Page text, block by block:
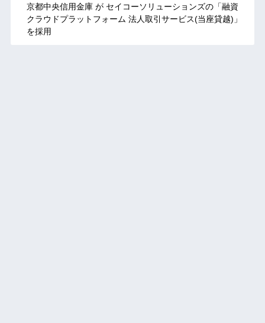
京都中央信用金庫 が セイコーソリューションズの「融資
クラウドプラットフォーム 法人取引サービス(当座貸越)」
を採用